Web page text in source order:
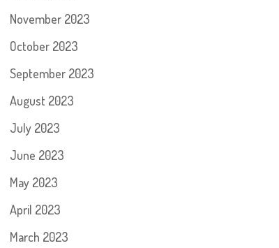
November 2023
October 2023
September 2023
August 2023
July 2023
June 2023
May 2023
April 2023
March 2023